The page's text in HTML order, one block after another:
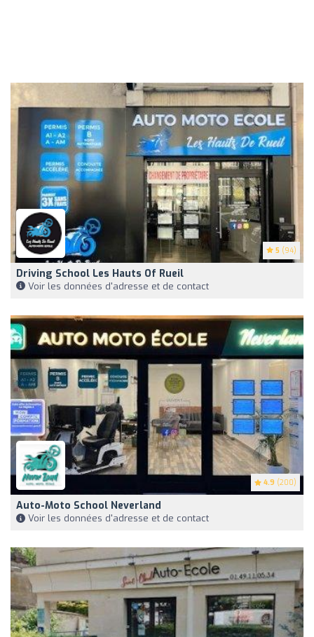
5 (94)
Driving School Les Hauts Of Rueil
Voir les données d'adresse et de contact
4.9 (200)
Auto-Moto School Neverland
Voir les données d'adresse et de contact